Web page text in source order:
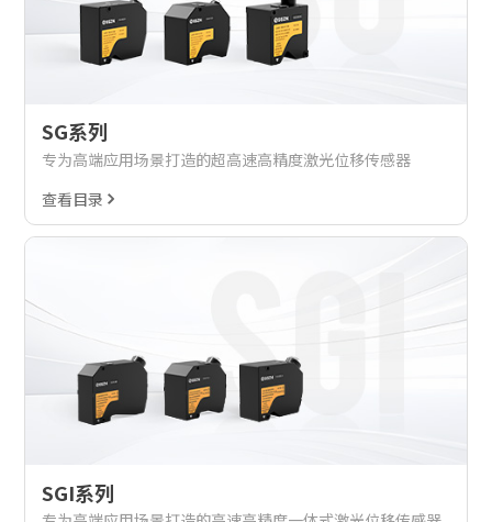
SG系列
专为高端应用场景打造的超高速高精度激光位移传感器
查看目录
SGI系列